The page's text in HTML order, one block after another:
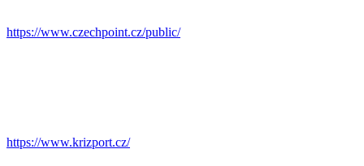
https://www.czechpoint.cz/public/
https://www.krizport.cz/